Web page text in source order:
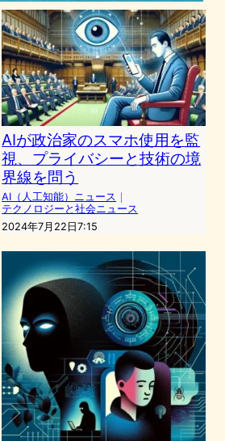
AIが政治家のスマホ使用を監
視、プライバシーと技術の境
界線を問う
AI（人工知能）ニュース ｜
テクノロジーと社会ニュース
2024年7月22日7:15